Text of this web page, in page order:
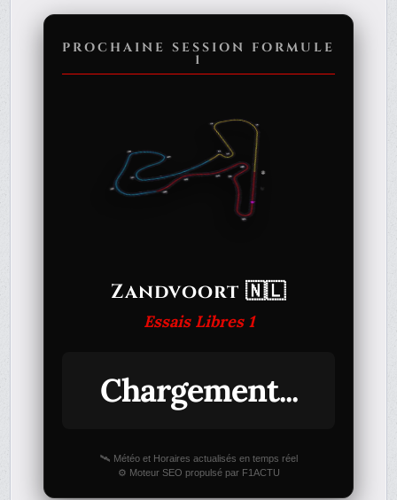
PROCHAINE SESSION FORMULE
1
Zandvoort 🇳🇱
Essais Libres 1
Chargement...
🛰️ Météo et Horaires actualisés en temps réel
⚙️ Moteur SEO propulsé par F1ACTU